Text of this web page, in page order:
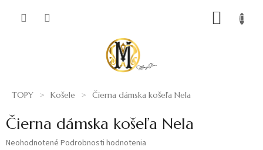
TOPY Košele Čierna dámska košeľa Nela
Čierna dámska košeľa Nela
Priemerné
Neohodnotené Podrobnosti hodnotenia